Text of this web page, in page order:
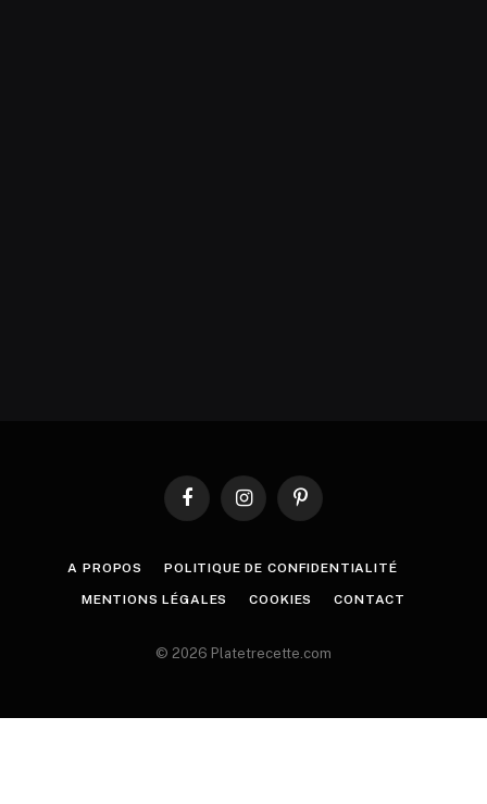
FacebookInstagramPinterest
A PROPOS POLITIQUE DE CONFIDENTIALITÉ
MENTIONS LÉGALES COOKIES CONTACT
© 2026 Platetrecette.com